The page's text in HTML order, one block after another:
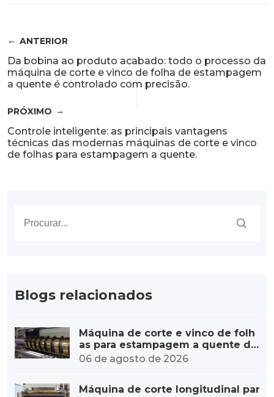
ANTERIOR
Da bobina ao produto acabado: todo o processo da
máquina de corte e vinco de folha de estampagem
a quente é controlado com precisão.
PRÓXIMO
Controle inteligente: as principais vantagens
técnicas das modernas máquinas de corte e vinco
de folhas para estampagem a quente.
Blogs relacionados
Máquina de corte e vinco de folh
as para estampagem a quente de
alta velocidade – aumento de cap
acidade
06 de agosto de 2026
Máquina de corte longitudinal par